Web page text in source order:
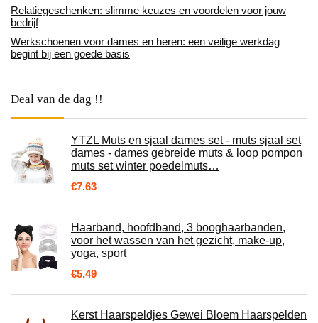
Relatiegeschenken: slimme keuzes en voordelen voor jouw
bedrijf
Werkschoenen voor dames en heren: een veilige werkdag
begint bij een goede basis
Deal van de dag !!
YTZL Muts en sjaal dames set - muts sjaal set
dames - dames gebreide muts & loop pompon
muts set winter poedelmuts…
€7.63
Haarband, hoofdband, 3 booghaarbanden,
voor het wassen van het gezicht, make-up,
yoga, sport
€5.49
Kerst Haarspeldjes Gewei Bloem Haarspelden